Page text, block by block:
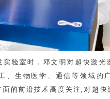
验室时，邓文明对超快激光
、生物医学、通信等领域的
的前沿技术高度关注,对超快